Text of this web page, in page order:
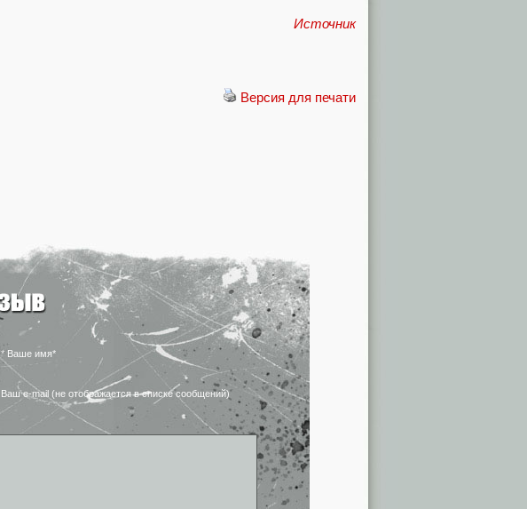
Источник
Версия для печати
* Ваше имя*
Ваш e-mail (не отображается в списке сообщений)